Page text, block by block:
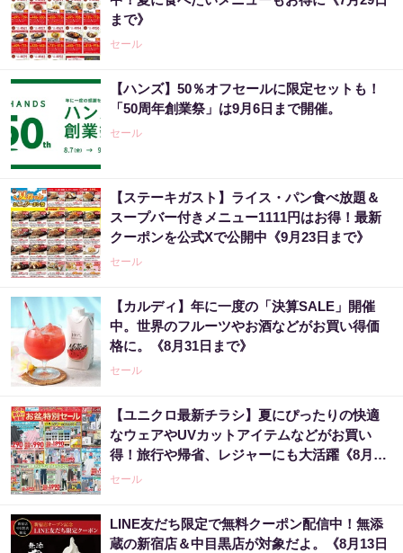
まで》
セール
【ハンズ】50％オフセールに限定セットも！
「50周年創業祭」は9月6日まで開催。
セール
【ステーキガスト】ライス・パン食べ放題＆
スープバー付きメニュー1111円はお得！最新
クーポンを公式Xで公開中《9月23日まで》
セール
【カルディ】年に一度の「決算SALE」開催
中。世界のフルーツやお酒などがお買い得価
格に。《8月31日まで》
セール
【ユニクロ最新チラシ】夏にぴったりの快適
なウェアやUVカットアイテムなどがお買い
得！旅行や帰省、レジャーにも大活躍《8月13
日まで》
セール
LINE友だち限定で無料クーポン配信中！無添
蔵の新宿店＆中目黒店が対象だよ。《8月13日